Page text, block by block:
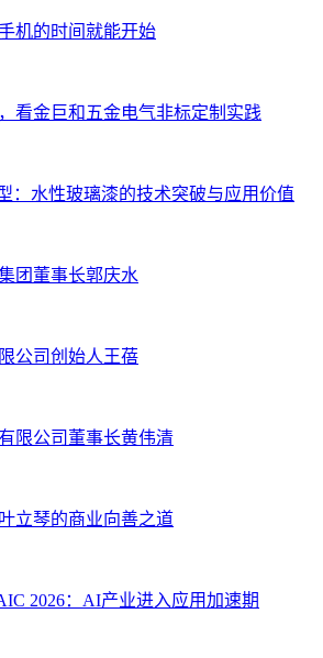
机的时间就能开始
看金巨和五金电气非标定制实践
：水性玻璃漆的技术突破与应用价值
团董事长郭庆水
公司创始人王蓓
限公司董事长黄伟清
立琴的商业向善之道
2026：AI产业进入应用加速期